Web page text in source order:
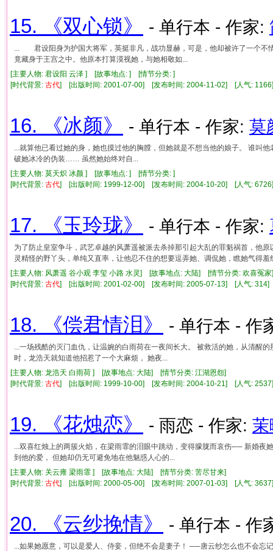
15. 《双心锁》 - 单行本 - 作家:
... 君设阳身为护国大将军，英挺非凡，战功显赫，可是，他却被许了一个
竟藏身于王宫之中。他原本打算漠视她，与她相敬如...
[主要人物: 君设阳 云泽 ] [故事地点: ] [情节分类: ]
[时代背景: 古代] [出版时间: 2001-07-00] [发布时间: 2004-11-02] [人气:
16. 《冰颜》 - 单行本 - 作家: 莫
...就算他已看过她的身，她也摸过他的胸膛，但她就是不想当他的娘子。 谁叫
破她冰冷的伪装…… 虽然她始终对自...
[主要人物: 莫天炽 冰颜 ] [故事地点: ] [情节分类: ]
[时代背景: 古代] [出版时间: 1999-12-00] [发布时间: 2004-10-20] [人气:
17. 《玉玲珑》 - 单行本 - 作家:
为了防止皇室争斗，武艺卓越的风萧遥被派去杀掉那引起大乱的罪魁祸首，他
灵精怪的野丫头，单纯又直率，让他忍不住的想要逗弄她、调侃她，瞧她气得
[主要人物: 风萧遥 谷小观 李玺 小路 水灵] [故事地点: 大陆] [情节分类: 欢喜冤
[时代背景: 古代] [出版时间: 2001-02-00] [发布时间: 2005-07-13] [人气:
18. 《偿君情泪》 - 单行本 - 作
...一场残酷的灭门血仇，让温婉的白雨荷在一夜间长大。 被救活的她，从清醒
时，龙浩天就知道他招惹了一个大麻烦， 她夜...
[主要人物: 龙浩天 白雨荷 ] [故事地点: 大陆] [情节分类: 江湖恩怨]
[时代背景: 古代] [出版时间: 1999-10-00] [发布时间: 2004-10-21] [人气:
19. 《花烛恋》 - 雨恋 - 作家:
...双喜红烛上的两簇火焰，在梁雨霏的泪眼中跳动，变得朦胧而哀伤── 新婚
到他的爱， 但她却仍无可避免地在他魅惑人心的...
[主要人物: 关云雍 梁雨霏 ] [故事地点: 大陆] [情节分类: 苦尽甘来]
[时代背景: 古代] [出版时间: 2000-05-00] [发布时间: 2007-01-03] [人气:
20. 《云纱挽情》 - 单行本 - 作
...如果她愿意，可以是爱人、侍妾，但绝不会是妻子！ ──唐云纱怎么也不会